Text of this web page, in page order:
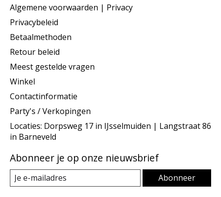
Algemene voorwaarden | Privacy
Privacybeleid
Betaalmethoden
Retour beleid
Meest gestelde vragen
Winkel
Contactinformatie
Party's / Verkopingen
Locaties: Dorpsweg 17 in IJsselmuiden | Langstraat 86
in Barneveld
Abonneer je op onze nieuwsbrief
Abonneer